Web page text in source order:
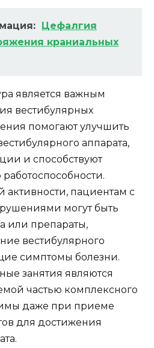
Цефалгия
краниальных
является важным
вестибулярных
помогают улучшить
аппарата,
и способствуют
пациентам с
могут быть
или препараты,
вестибулярного
симптомы болезни.
занятия являются
частью комплексного
даже при приеме
для достижения